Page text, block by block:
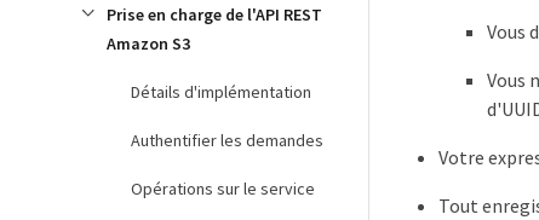
Prise en charge de l'API REST
Amazon S3
Détails d'implémentation
Authentifier les demandes
Opérations sur le service
Vous
Vous
Votre
Tout